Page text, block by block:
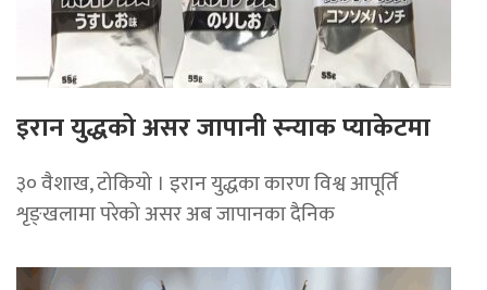
इरान युद्धको असर जापानी स्न्याक प्याकेटमा
३० वैशाख, टोकियो । इरान युद्धका कारण विश्व आपूर्ति
शृङ्खलामा परेको असर अब जापानका दैनिक